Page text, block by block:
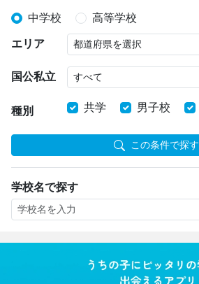
中学校 高等学校
エリア
国公私立
種別 共学 男子校
この条件で探す
学校名で探す